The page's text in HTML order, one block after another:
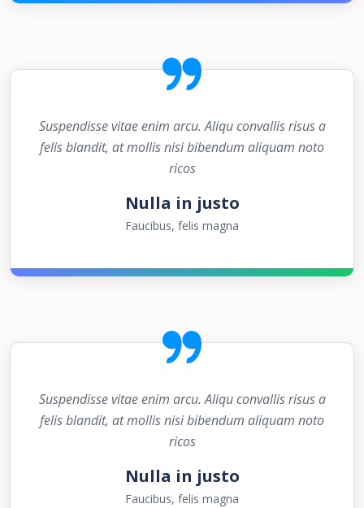
Suspendisse vitae enim arcu. Aliqu convallis risus a
felis blandit, at mollis nisi bibendum aliquam noto
ricos
Nulla in justo
Faucibus, felis magna
Suspendisse vitae enim arcu. Aliqu convallis risus a
felis blandit, at mollis nisi bibendum aliquam noto
ricos
Nulla in justo
Faucibus, felis magna